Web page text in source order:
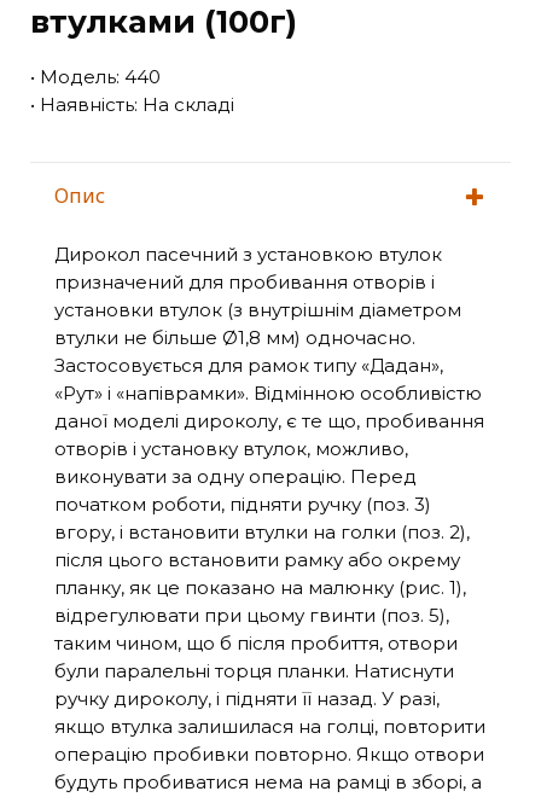
втулками (100г)
• Модель: 440
• Наявність: На складі
Опис
Дирокол пасечний з установкою втулок
призначений для пробивання отворів і
установки втулок (з внутрішнім діаметром
втулки не більше Ø1,8 мм) одночасно.
Застосовується для рамок типу «Дадан»,
«Рут» і «напіврамки». Відмінною особливістю
даної моделі дироколу, є те що, пробивання
отворів і установку втулок, можливо,
виконувати за одну операцію. Перед
початком роботи, підняти ручку (поз. 3)
вгору, і встановити втулки на голки (поз. 2),
після цього встановити рамку або окрему
планку, як це показано на малюнку (рис. 1),
відрегулювати при цьому гвинти (поз. 5),
таким чином, що б після пробиття, отвори
були паралельні торця планки. Натиснути
ручку дироколу, і підняти її назад. У разі,
якщо втулка залишилася на голці, повторити
операцію пробивки повторно. Якщо отвори
будуть пробиватися нема на рамці в зборі, а